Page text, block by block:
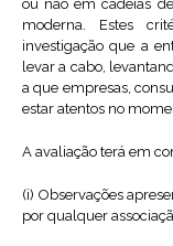
ou não em cadeias
moderna. Estes
investigação que a
levar a cabo,
a que empresas,
estar atentos no
A avaliação terá em
(i) Observações
por qualquer